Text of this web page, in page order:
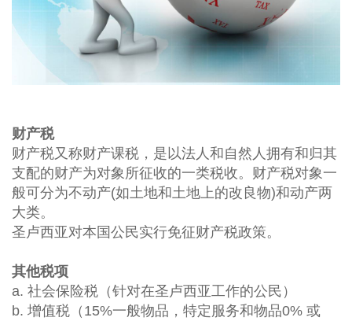
财产税
财产税又称财产课税，是以法人和自然人拥有和归其
支配的财产为对象所征收的一类税收。财产税对象一
般可分为不动产(如土地和土地上的改良物)和动产两
大类。
圣卢西亚对本国公民实行免征财产税政策。
其他税项
a. 社会保险税（针对在圣卢西亚工作的公民）
b. 增值税（ 15%一般物品，特定服务和物品0% 或